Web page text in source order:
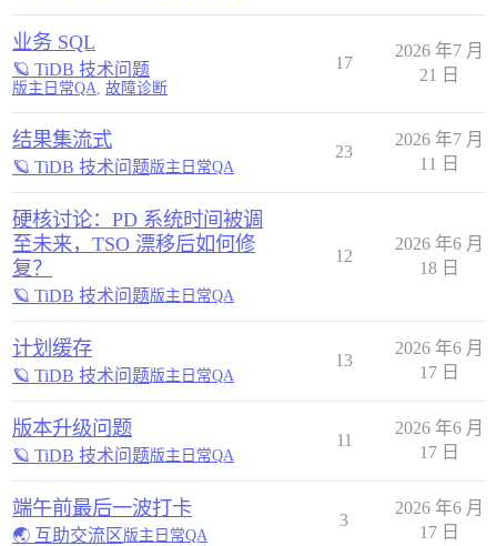
业务 SQL
🪐 TiDB 技术问题
版主日常QA, 故障诊断
17
2026 年7 月
21 日
结果集流式
🪐 TiDB 技术问题版主日常QA
23
2026 年7 月
11 日
硬核讨论：PD 系统时间被调
至未来，TSO 漂移后如何修
复？
🪐 TiDB 技术问题版主日常QA
12
2026 年6 月
18 日
计划缓存
🪐 TiDB 技术问题版主日常QA
13
2026 年6 月
17 日
版本升级问题
🪐 TiDB 技术问题版主日常QA
11
2026 年6 月
17 日
端午前最后一波打卡
🌏 互助交流区 版主日常QA
3
2026 年6 月
17 日